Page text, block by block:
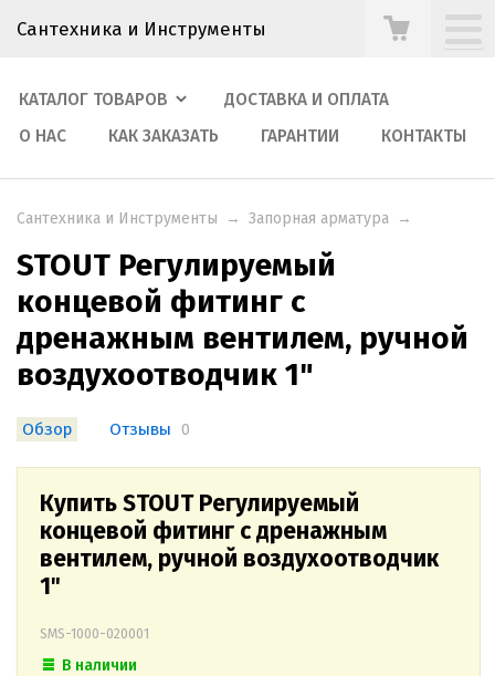
Сантехника и Инструменты
КАТАЛОГ ТОВАРОВ
ДОСТАВКА И ОПЛАТА
О НАС
КАК ЗАКАЗАТЬ ГАРАНТИИ КОНТАКТЫ
Сантехника и Инструменты → Запорная арматура →
STOUT Регулируемый
концевой фитинг с
дренажным вентилем, ручной
воздухоотводчик 1"
Обзор Отзывы 0
Купить STOUT Регулируемый
концевой фитинг с дренажным
вентилем, ручной воздухоотводчик
1"
SMS-1000-020001
В наличии